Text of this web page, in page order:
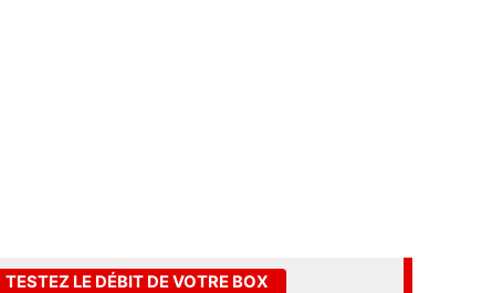
TESTEZ LE DÉBIT DE VOTRE BOX